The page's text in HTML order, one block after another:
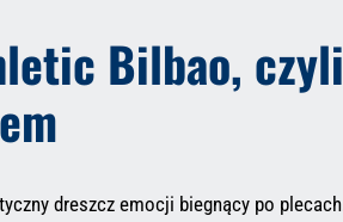
Bilbao, czyli
dreszcz emocji biegnący po